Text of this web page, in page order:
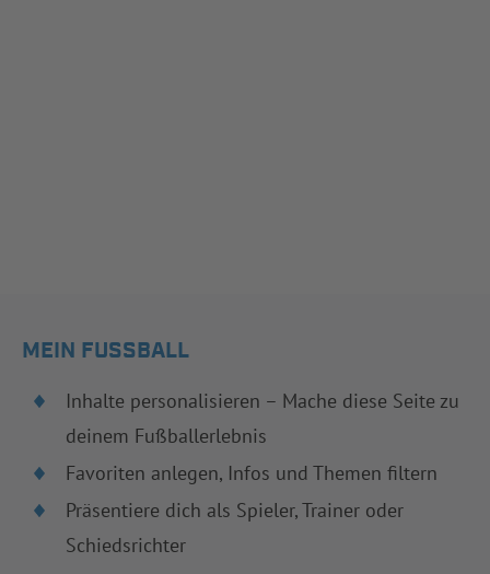
MEIN FUSSBALL
Inhalte personalisieren – Mache diese Seite zu
deinem Fußballerlebnis
Favoriten anlegen, Infos und Themen filtern
Präsentiere dich als Spieler, Trainer oder
Schiedsrichter